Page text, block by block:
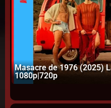
Masacre de 1976 (2025)
1080p|720p